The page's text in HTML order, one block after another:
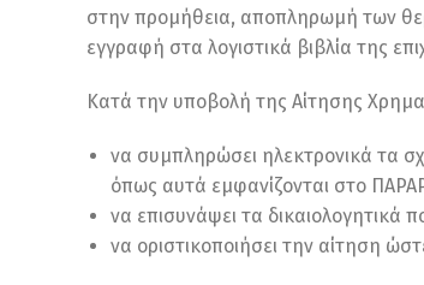
στην προμήθεια, αποπληρωμή των
εγγραφή στα λογιστικά βιβλία της
Κατά την υποβολή της Αίτησης
να συμπληρώσει ηλεκτρονικά τα
όπως αυτά εμφανίζονται στο
να επισυνάψει τα
να οριστικοποιήσει την αίτηση